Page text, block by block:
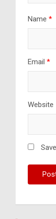
Name *
Email *
Website